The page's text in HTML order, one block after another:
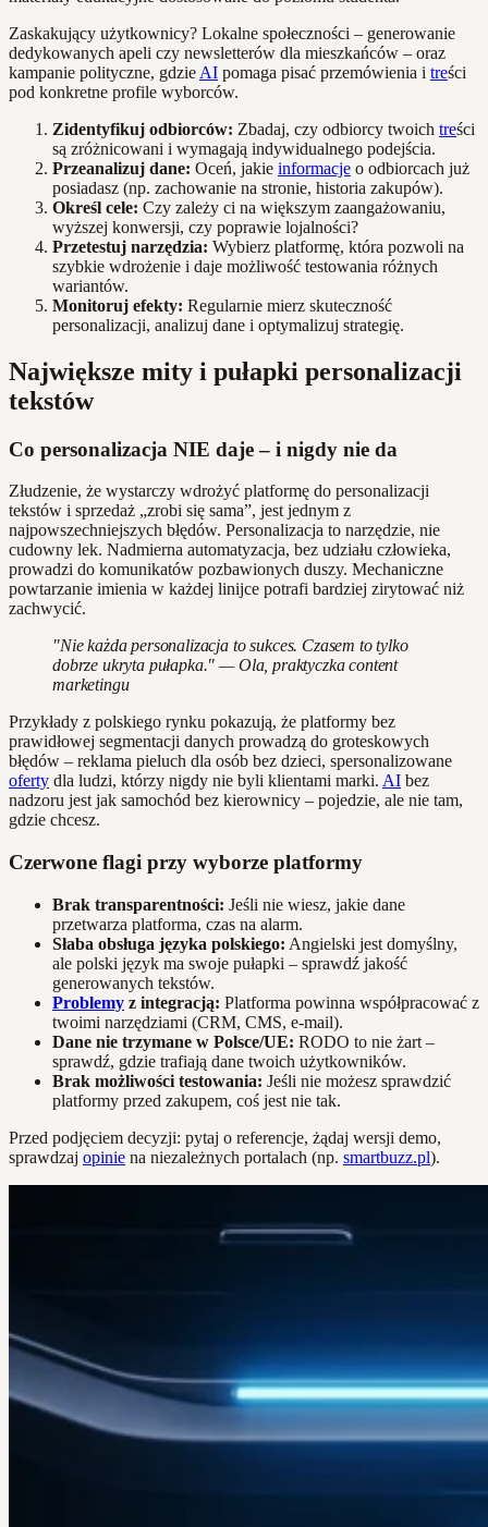
Zaskakujący użytkownicy? Lokalne społeczności – generowanie
dedykowanych apeli czy newsletterów dla mieszkańców – oraz
kampanie polityczne, gdzie AI pomaga pisać przemówienia i treści
pod konkretne profile wyborców.
Zidentyfikuj odbiorców: Zbadaj, czy odbiorcy twoich treści
są zróżnicowani i wymagają indywidualnego podejścia.
Przeanalizuj dane: Oceń, jakie informacje o odbiorcach już
posiadasz (np. zachowanie na stronie, historia zakupów).
Określ cele: Czy zależy ci na większym zaangażowaniu,
wyższej konwersji, czy poprawie lojalności?
Przetestuj narzędzia: Wybierz platformę, która pozwoli na
szybkie wdrożenie i daje możliwość testowania różnych
wariantów.
Monitoruj efekty: Regularnie mierz skuteczność
personalizacji, analizuj dane i optymalizuj strategię.
Największe mity i pułapki personalizacji
tekstów
Co personalizacja NIE daje – i nigdy nie da
Złudzenie, że wystarczy wdrożyć platformę do personalizacji
tekstów i sprzedaż „zrobi się sama”, jest jednym z
najpowszechniejszych błędów. Personalizacja to narzędzie, nie
cudowny lek. Nadmierna automatyzacja, bez udziału człowieka,
prowadzi do komunikatów pozbawionych duszy. Mechaniczne
powtarzanie imienia w każdej linijce potrafi bardziej zirytować niż
zachwycić.
"Nie każda personalizacja to sukces. Czasem to tylko
dobrze ukryta pułapka." — Ola, praktyczka content
marketingu
Przykłady z polskiego rynku pokazują, że platformy bez
prawidłowej segmentacji danych prowadzą do groteskowych
błędów – reklama pieluch dla osób bez dzieci, spersonalizowane
oferty dla ludzi, którzy nigdy nie byli klientami marki. AI bez
nadzoru jest jak samochód bez kierownicy – pojedzie, ale nie tam,
gdzie chcesz.
Czerwone flagi przy wyborze platformy
Brak transparentności: Jeśli nie wiesz, jakie dane
przetwarza platforma, czas na alarm.
Słaba obsługa języka polskiego: Angielski jest domyślny,
ale polski język ma swoje pułapki – sprawdź jakość
generowanych tekstów.
Problemy z integracją: Platforma powinna współpracować z
twoimi narzędziami (CRM, CMS, e-mail).
Dane nie trzymane w Polsce/UE: RODO to nie żart –
sprawdź, gdzie trafiają dane twoich użytkowników.
Brak możliwości testowania: Jeśli nie możesz sprawdzić
platformy przed zakupem, coś jest nie tak.
Przed podjęciem decyzji: pytaj o referencje, żądaj wersji demo,
sprawdzaj opinie na niezależnych portalach (np. smartbuzz.pl).